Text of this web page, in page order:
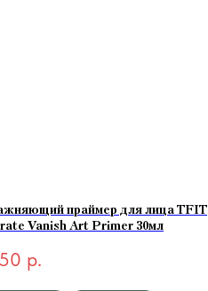
праймер для лица TFIT
Vanish Art Primer 30мл
р.